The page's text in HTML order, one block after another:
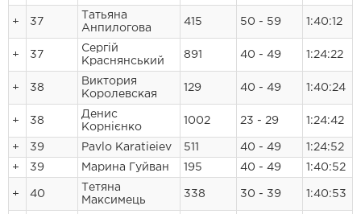
+ 37
Татьяна
Анпилогова
415 50 - 59 1:40:12
+ 37
Сергій
Краснянський
891 40 - 49 1:24:22
+ 38
Виктория
Королевская
129 40 - 49 1:40:24
+ 38
Денис
Корнієнко
1002 23 - 29 1:24:42
+ 39 Pavlo Karatieiev 511 40 - 49 1:24:52
+ 39 Марина Гуйван 195 40 - 49 1:40:52
+ 40
Тетяна
Максимець
338 30 - 39 1:40:53